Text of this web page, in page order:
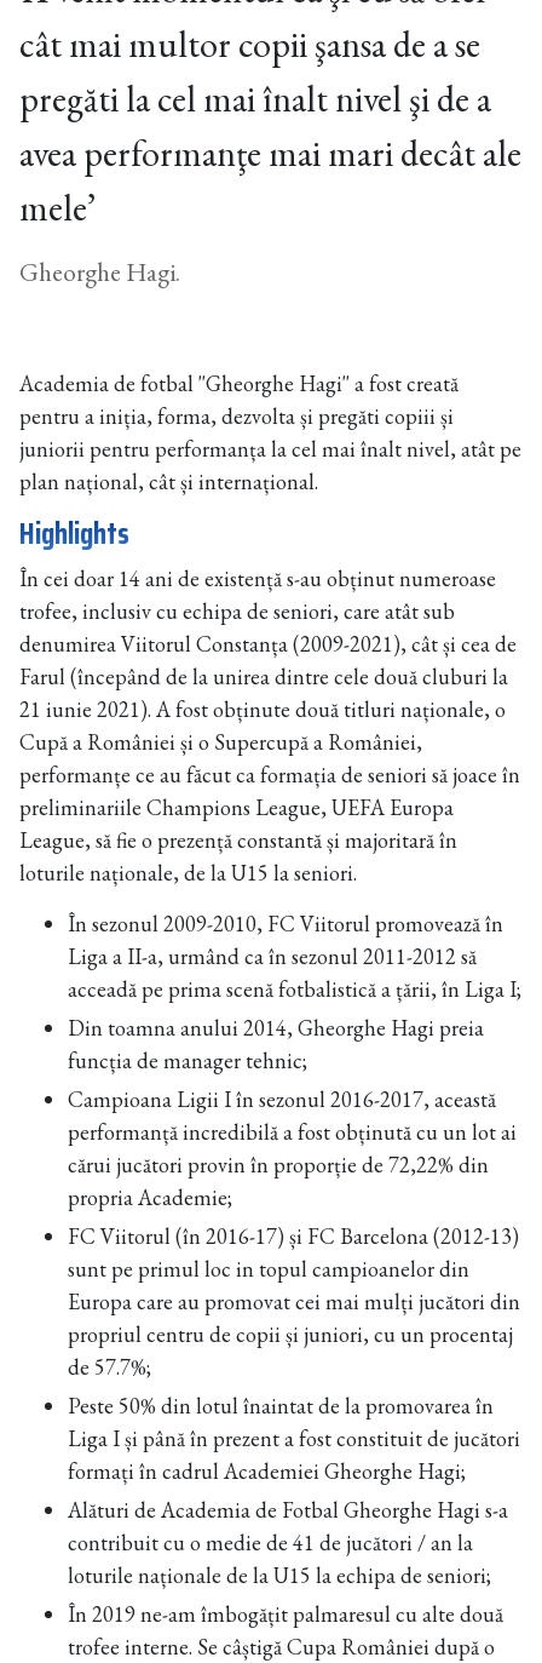
cât mai multor copii şansa de a se
pregăti la cel mai înalt nivel şi de a
avea performanţe mai mari decât ale
mele’
Gheorghe Hagi.
Academia de fotbal ''Gheorghe Hagi'' a fost creată
pentru a iniția, forma, dezvolta și pregăti copiii și
juniorii pentru performanța la cel mai înalt nivel, atât pe
plan național, cât și internațional.
Highlights
În cei doar 14 ani de existență s-au obținut numeroase
trofee, inclusiv cu echipa de seniori, care atât sub
denumirea Viitorul Constanța (2009-2021), cât și cea de
Farul (începând de la unirea dintre cele două cluburi la
21 iunie 2021). A fost obținute două titluri naționale, o
Cupă a României și o Supercupă a României,
performanțe ce au făcut ca formația de seniori să joace în
preliminariile Champions League, UEFA Europa
League, să fie o prezență constantă și majoritară în
loturile naționale, de la U15 la seniori.
În sezonul 2009-2010, FC Viitorul promovează în
Liga a II-a, urmând ca în sezonul 2011-2012 să
acceadă pe prima scenă fotbalistică a țării, în Liga I;
Din toamna anului 2014, Gheorghe Hagi preia
funcția de manager tehnic;
Campioana Ligii I în sezonul 2016-2017, această
performanță incredibilă a fost obținută cu un lot ai
cărui jucători provin în proporție de 72,22% din
propria Academie;
FC Viitorul (în 2016-17) și FC Barcelona (2012-13)
sunt pe primul loc in topul campioanelor din
Europa care au promovat cei mai mulți jucători din
propriul centru de copii și juniori, cu un procentaj
de 57.7%;
Peste 50% din lotul înaintat de la promovarea în
Liga I și până în prezent a fost constituit de jucători
formați în cadrul Academiei Gheorghe Hagi;
Alături de Academia de Fotbal Gheorghe Hagi s-a
contribuit cu o medie de 41 de jucători / an la
loturile naționale de la U15 la echipa de seniori;
În 2019 ne-am îmbogățit palmaresul cu alte două
trofee interne. Se câștigă Cupa României după o